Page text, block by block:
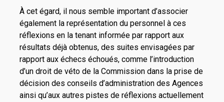
À cet égard, il nous semble important d’associer
également la représentation du personnel à ces
réflexions en la tenant informée par rapport aux
résultats déjà obtenus, des suites envisagées par
rapport aux échecs échoués, comme l’introduction
d’un droit de véto de la Commission dans la prise de
décision des conseils d’administration des Agences
ainsi qu’aux autres pistes de réflexions actuellement